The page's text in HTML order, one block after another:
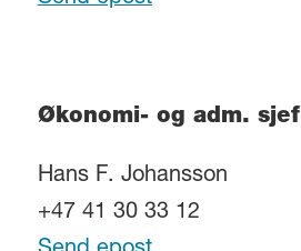
Økonomi- og adm. sjef
Hans F. Johansson
+47 41 30 33 12